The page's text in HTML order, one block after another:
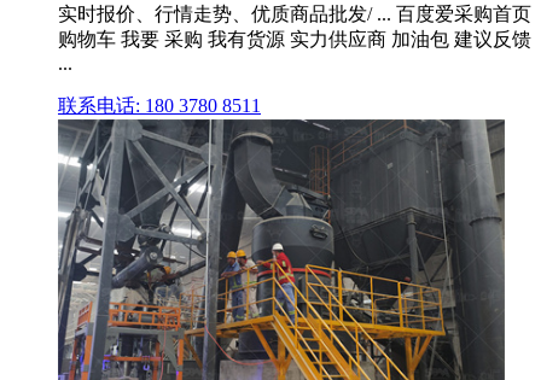
实时报价、行情走势、优质商品批发/ ... 百度爱采购首页
购物车 我要 采购 我有货源 实力供应商 加油包 建议反馈
...
联系电话: 180 3780 8511